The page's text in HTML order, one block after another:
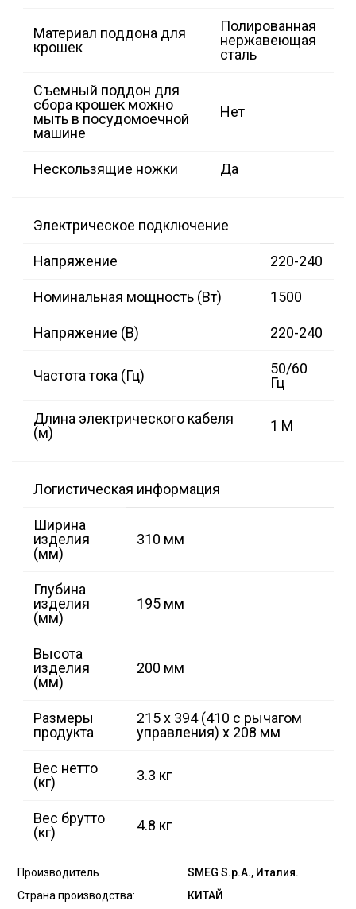
Материал поддона для
крошек
Полированная
нержавеющая
сталь
Съемный поддон для
сбора крошек можно
мыть в посудомоечной
машине
Нет
Нескользящие ножки Да
Электрическое подключение
Напряжение 220-240
Номинальная мощность (Вт) 1500
Напряжение (В) 220-240
Частота тока (Гц)
50/60
Гц
Длина электрического кабеля
(м)
1 M
Логистическая информация
Ширина
изделия
(мм)
310 мм
Глубина
изделия
(мм)
195 мм
Высота
изделия
(мм)
200 мм
Размеры
продукта
215 x 394 (410 с рычагом
управления) x 208 мм
Вес нетто
(кг)
3.3 кг
Вес брутто
(кг)
4.8 кг
Производитель
SMEG S.p.A., Италия.
Страна производства:
КИТАЙ